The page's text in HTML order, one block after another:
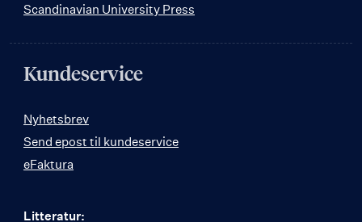
Scandinavian University Press
Kundeservice
Nyhetsbrev
Send epost til kundeservice
eFaktura
Litteratur: